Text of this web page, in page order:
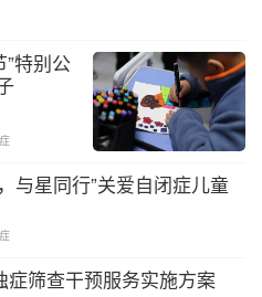
特别公
与星同行”关爱自闭症儿童
筛查干预服务实施方案